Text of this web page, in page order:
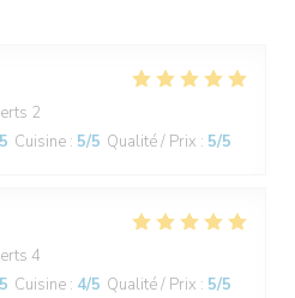
2
Cuisine : 5/5 Qualité / Prix : 5/5
4
Cuisine : 4/5 Qualité / Prix : 5/5